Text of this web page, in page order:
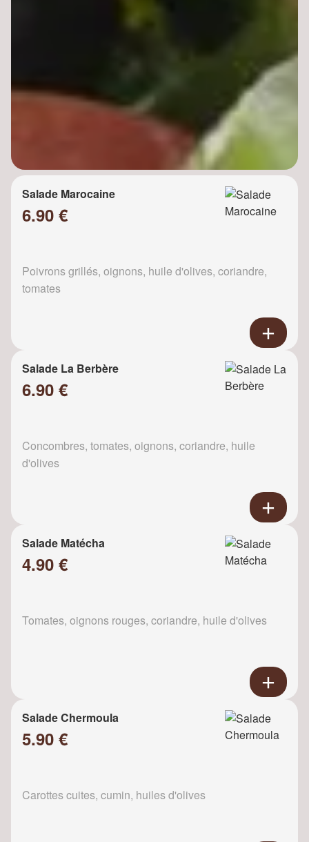
Salade Marocaine
6.90 €
Poivrons grillés, oignons, huile d'olives, coriandre,
tomates
Salade La Berbère
6.90 €
Concombres, tomates, oignons, coriandre, huile
d'olives
Salade Matécha
4.90 €
Tomates, oignons rouges, coriandre, huile d'olives
Salade Chermoula
5.90 €
Carottes cuites, cumin, huiles d'olives